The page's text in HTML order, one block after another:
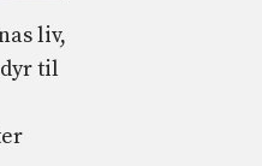
liv,
til